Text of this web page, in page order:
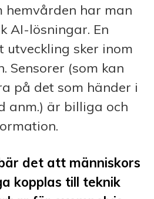
hemvården har man
AI-lösningar. En
utveckling sker inom
Sensorer (som kan
på det som händer i
anm.) är billiga och
det att människors
kopplas till teknik